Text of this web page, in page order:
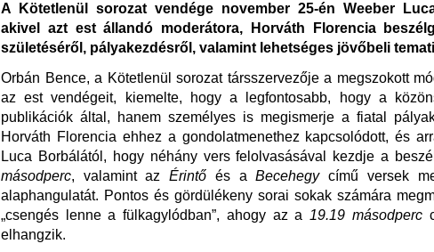
A Kötetlenül sorozat vendége november 25-én Weeber
akivel azt est állandó moderátora, Horváth Florencia
születéséről, pályakezdésről, valamint lehetséges jövőbeli
Orbán Bence, a Kötetlenül sorozat társszervezője a megszokott
az est vendégeit, kiemelte, hogy a legfontosabb, hogy a
publikációk által, hanem személyes is megismerje a fiatal
Horváth Florencia ehhez a gondolatmenethez kapcsolódott, és
Luca Borbálától, hogy néhány vers felolvasásával kezdje a
másodperc, valamint azÉrintő és aBecehegycímű versek
alaphangulatát. Pontos és gördülékeny sorai sokak számára
„csengés lenne a fülkagylódban”, ahogy az a 19.19 másodperc
elhangzik.